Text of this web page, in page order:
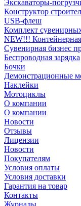
Экскаваторы-
Конструктор
USB-флеш
Комплект
NEW!!!
Сувенирная бизнес
Беспроводная зарядка
Бочки
Демонстрационные
Наклейки
Мотоциклы
О компании
О компании
Новости
Отзывы
Лицензии
Новости
Покупателям
Условия оплаты
Условия доставки
Гарантия на товар
Контакты
Журналы